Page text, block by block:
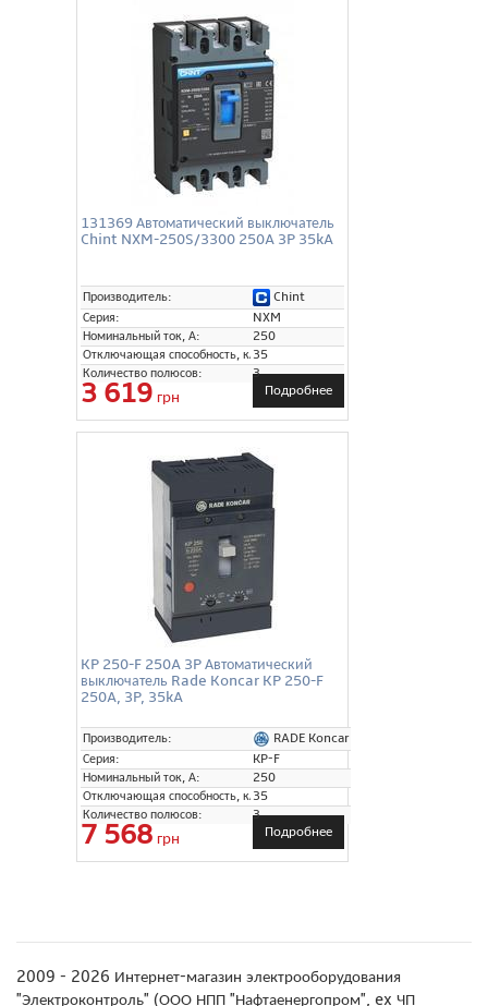
131369 Автоматический выключатель
Chint NXM-250S/3300 250A 3P 35kA
Производитель:
Chint
Серия:
NXM
Номинальный ток, А:
250
Отключающая способность, кА:35
Количество полюсов:
3
3 619 грн Подробнее
KP 250-F 250A 3P Автоматический
выключатель Rade Koncar KP 250-F
250A, 3P, 35kA
Производитель:
RADE Koncar
Серия:
KP-F
Номинальный ток, А:
250
Отключающая способность, кА:35
Количество полюсов:
3
7 568 грн Подробнее
2009 - 2026 Интернет-магазин электрооборудования
"Электроконтроль" (ООО НПП "Нафтаенергопром", ex ЧП